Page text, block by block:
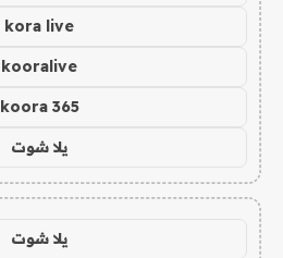
kora live
kooralive
koora 365
يلا شوت
يلا شوت